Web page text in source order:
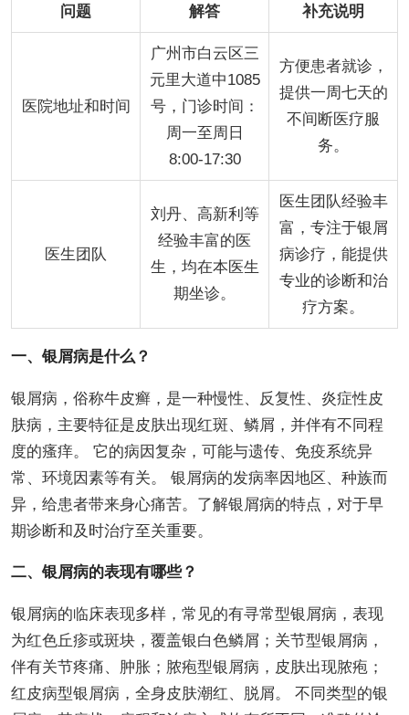
问题 解答 补充说明
医院地址和时间
广州市白云区三
元里大道中1085
号，门诊时间：
周一至周日
8:00-17:30
方便患者就诊，
提供一周七天的
不间断医疗服
务。
医生团队
刘丹、高新利等
经验丰富的医
生，均在本医生
期坐诊。
医生团队经验丰
富，专注于银屑
病诊疗，能提供
专业的诊断和治
疗方案。
一、银屑病是什么？
银屑病，俗称牛皮癣，是一种慢性、反复性、炎症性皮
肤病，主要特征是皮肤出现红斑、鳞屑，并伴有不同程
度的瘙痒。 它的病因复杂，可能与遗传、免疫系统异
常、环境因素等有关。 银屑病的发病率因地区、种族而
异，给患者带来身心痛苦。了解银屑病的特点，对于早
期诊断和及时治疗至关重要。
二、银屑病的表现有哪些？
银屑病的临床表现多样，常见的有寻常型银屑病，表现
为红色丘疹或斑块，覆盖银白色鳞屑；关节型银屑病，
伴有关节疼痛、肿胀；脓疱型银屑病，皮肤出现脓疱；
红皮病型银屑病，全身皮肤潮红、脱屑。 不同类型的银